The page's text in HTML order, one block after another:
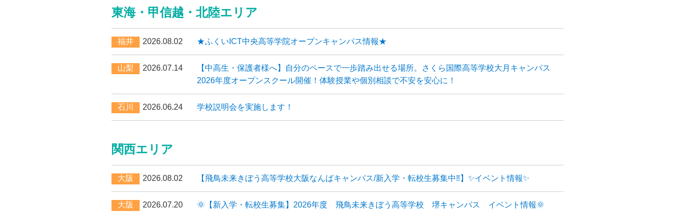
東海・甲信越・北陸エリア
福井 2026.08.02 ★ふくいICT中央高等学院オープンキャンパス情報★
山梨 2026.07.14
【中高生・保護者様へ】自分のペースで一歩踏み出せる場所。さくら国際高等学校大月キャンパス
2026年度オープンスクール開催！体験授業や個別相談で不安を安心に！
石川 2026.06.24 学校説明会を実施します！
関西エリア
大阪 2026.08.02 【飛鳥未来きぼう高等学校大阪なんばキャンパス/新入学・転校生募集中‼】✨イベント情報✨
大阪 2026.07.20 🌞【新入学・転校生募集】2026年度 飛鳥未来きぼう高等学校 堺キャンパス イベント情報🌞